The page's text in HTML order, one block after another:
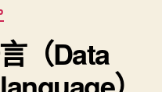
（Data